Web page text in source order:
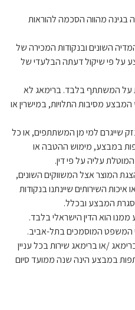
מהווה הסכמה להוראות
השונים ובנקודות המכירה של
על פי שיקול דעתה הבלעדי של
על המשתתף בלבד. ברימאג לא
מסיבות התלויות, במישרין או
שייגרם למי מן המשתתפים, או כל
במבצע, מימוש ההטבה או
עליה על פי דין.
המוצר אצל המשווקים השונים,
השירותים שיינתנו בנקודות
המבצע ובכלל.
הוא הדין הישראלי בלבד.
המשפט המוסמכים בתל-אביב.
/או ברימאג שירות בכל עניין
במבצע הינה שנה ממועד סיום